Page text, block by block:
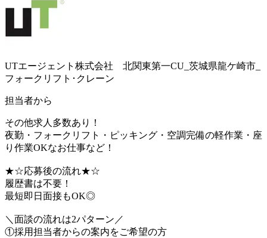
UTエージェント株式会社 北関東第一CU_茨城県龍ケ崎市_
フォークリフト･クレーン
担当者から
その他求人多数あり！
夜勤・フォークリフト・ピッキング・空調完備の軽作業・座
り作業OKなお仕事など！
★☆応募後の流れ★☆
履歴書は不要！
最短即日面接もOK◎
＼面談の流れは2パターン／
①採用担当者からの案内をご希望の方